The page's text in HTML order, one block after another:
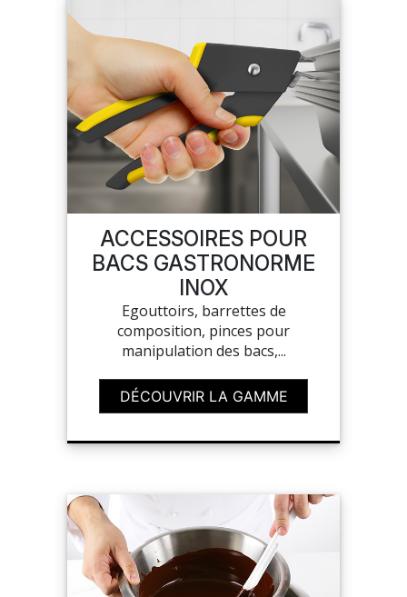
ACCESSOIRES POUR
BACS GASTRONORME
INOX
Egouttoirs, barrettes de
composition, pinces pour
manipulation des bacs,...
DÉCOUVRIR LA GAMME